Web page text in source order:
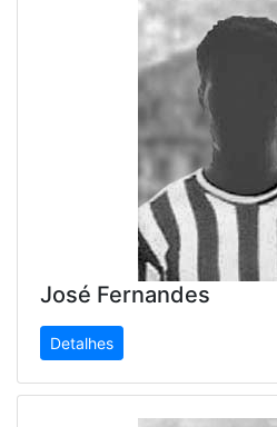
José Fernandes
Detalhes